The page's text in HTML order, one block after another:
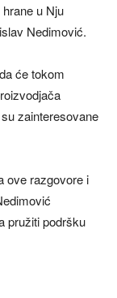
u Nju
Nedimović.
će tokom
zainteresovane
ove razgovore i
pružiti podršku